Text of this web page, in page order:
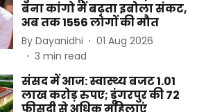
बना कांगो में बढ़ता इबोला संकट,
अब तक 1556 लोगों की मौत
By Dayanidhi
01 Aug 2026
3 min read
संसद में आज: स्वास्थ्य बजट 1.01
लाख करोड़ रुपए; डूंगरपुर की 72